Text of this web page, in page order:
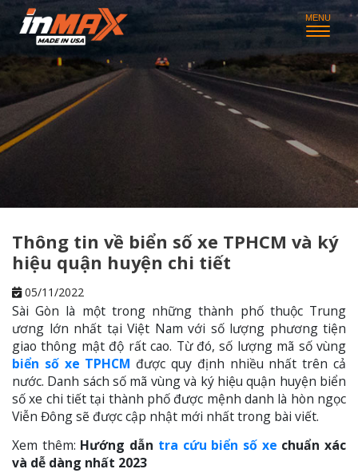
Thông tin về biển số xe TPHCM và ký
hiệu quận huyện chi tiết
05/11/2022
Sài Gòn là một trong những thành phố thuộc Trung
ương lớn nhất tại Việt Nam với số lượng phương tiện
giao thông mật độ rất cao. Từ đó, số lượng mã số vùng
biển số xe TPHCM được quy định nhiều nhất trên cả
nước. Danh sách số mã vùng và ký hiệu quận huyện biển
số xe chi tiết tại thành phố được mệnh danh là hòn ngọc
Viễn Đông sẽ được cập nhật mới nhất trong bài viết.
Xem thêm: Hướng dẫn tra cứu biển số xe chuẩn xác
và dễ dàng nhất 2023